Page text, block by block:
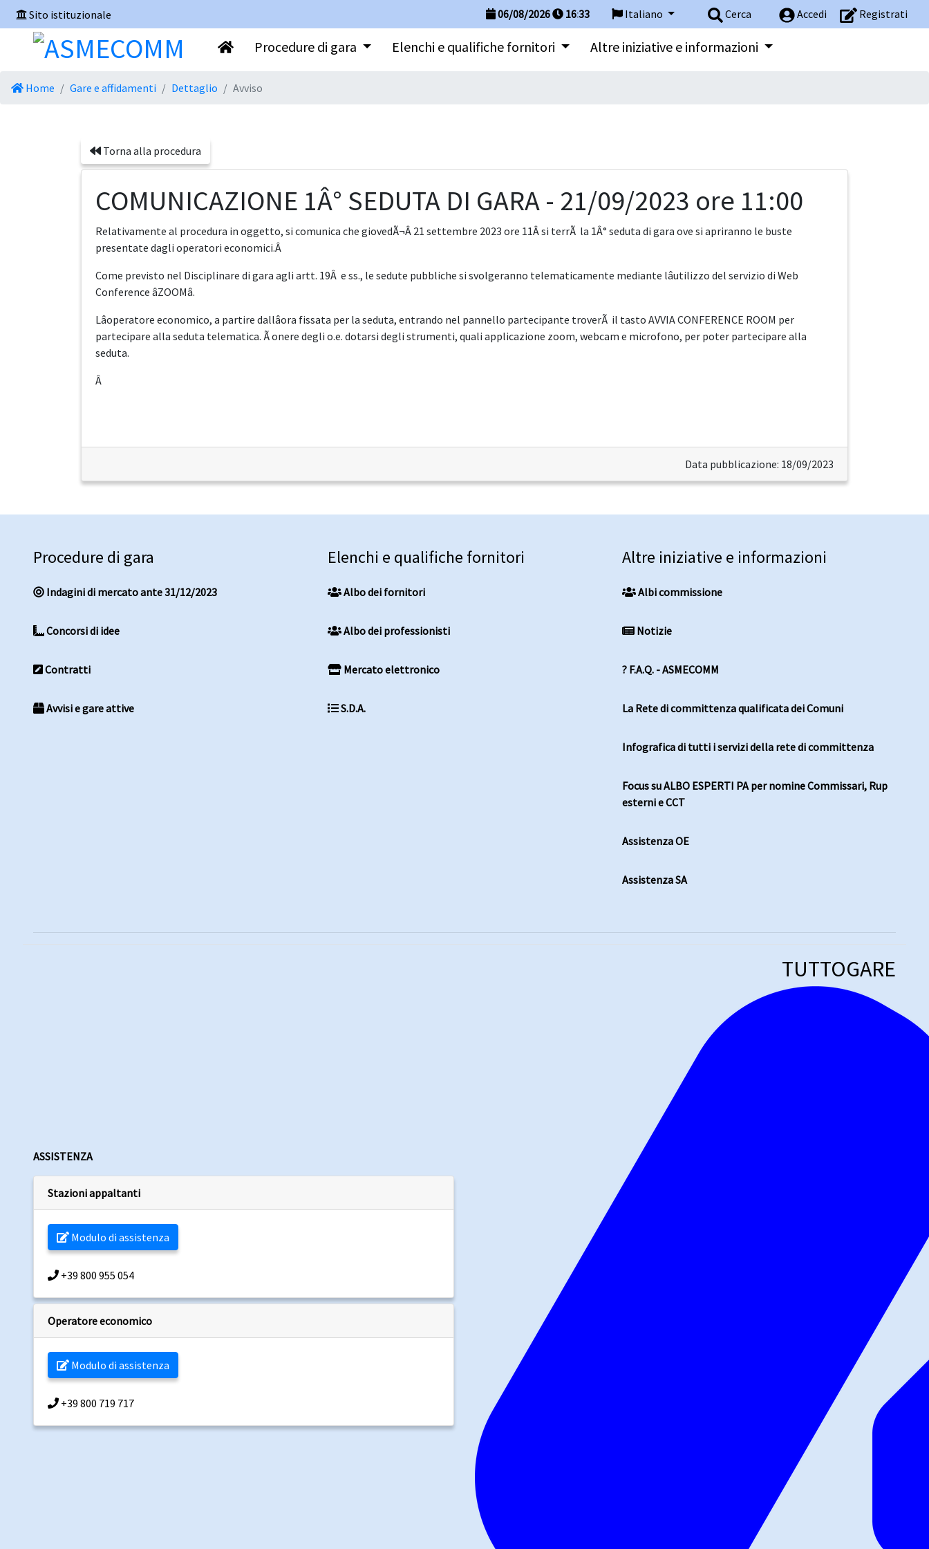
Sito istituzionale Accedi Registrati
Cerca
Italiano
06/08/2026 16:33
Procedure di gara Elenchi e qualifiche fornitori Altre iniziative e informazioni
Home Gare e affidamenti Dettaglio Avviso
Torna alla procedura
COMUNICAZIONE 1Â° SEDUTA DI GARA - 21/09/2023 ore 11:00
Relativamente al procedura in oggetto, si comunica che giovedÃ¬Â 21 settembre 2023 ore 11Â si terrÃ la 1Â° seduta di gara ove si apriranno le buste
presentate dagli operatori economici.Â
Come previsto nel Disciplinare di gara agli artt. 19Â e ss., le sedute pubbliche si svolgeranno telematicamente mediante lâutilizzo del servizio di Web
Conference âZOOMâ.
Lâoperatore economico, a partire dallâora fissata per la seduta, entrando nel pannello partecipante troverÃ il tasto AVVIA CONFERENCE ROOM per
partecipare alla seduta telematica. Ã onere degli o.e. dotarsi degli strumenti, quali applicazione zoom, webcam e microfono, per poter partecipare alla
seduta.
Â
Data pubblicazione: 18/09/2023
Procedure di gara
Indagini di mercato ante 31/12/2023
Concorsi di idee
Contratti
Avvisi e gare attive
Elenchi e qualifiche fornitori
Albo dei fornitori
Albo dei professionisti
Mercato elettronico
S.D.A.
Altre iniziative e informazioni
Albi commissione
Notizie
? F.A.Q. - ASMECOMM
La Rete di committenza qualificata dei Comuni
Infografica di tutti i servizi della rete di committenza
Focus su ALBO ESPERTI PA per nomine Commissari, Rup
esterni e CCT
Assistenza OE
Assistenza SA
ASSISTENZA
Stazioni appaltanti
Modulo di assistenza
+39 800 955 054
Operatore economico
Modulo di assistenza
+39 800 719 717
TUTTOGARE